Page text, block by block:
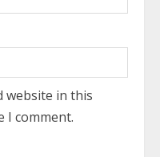
website in this
I comment.